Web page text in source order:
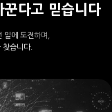
다고 믿습니다
일에 도전하며,
찾습니다.